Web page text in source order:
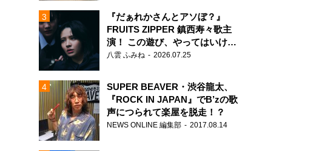
『だぁれかさんとアソぼ？』
FRUITS ZIPPER 鎮西寿々歌主
演！ この遊び、やってはいけま
せん。
八雲 ふみね 2026.07.25
SUPER BEAVER・渋谷龍太、
『ROCK IN JAPAN』でB’zの歌
声につられて楽屋を脱走！？
NEWS ONLINE 編集部 2017.08.14